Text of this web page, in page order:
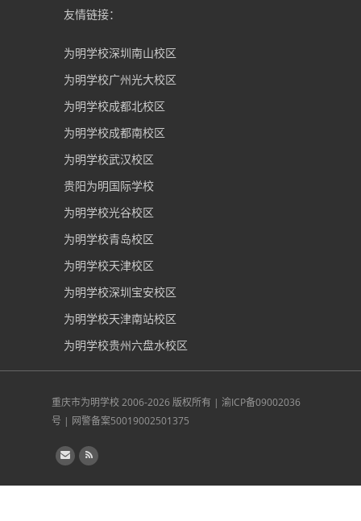
友情链接：
为明学校深圳南山校区
为明学校广州光大校区
为明学校成都北校区
为明学校成都南校区
为明学校武汉校区
贵阳为明国际学校
为明学校光谷校区
为明学校青岛校区
为明学校天津校区
为明学校深圳宝安校区
为明学校天津南站校区
为明学校贵州六盘水校区
重庆市为明学校2006-2026 版权所有 | 渝ICP备09002036
号 | 网警备案50019002501375